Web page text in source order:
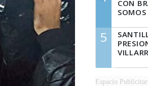
CON
5
Espacio